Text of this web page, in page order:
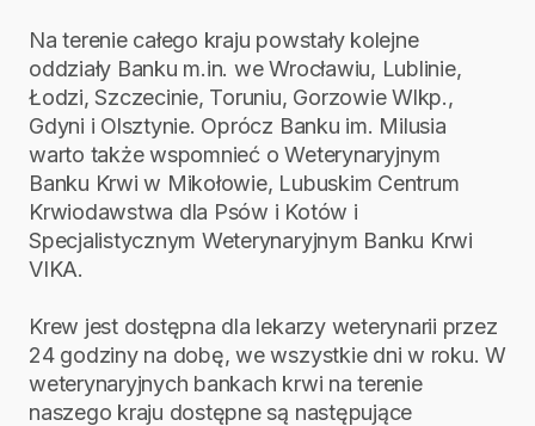
Na terenie całego kraju powstały kolejne
oddziały Banku m.in. we Wrocławiu, Lublinie,
Łodzi, Szczecinie, Toruniu, Gorzowie Wlkp.,
Gdyni i Olsztynie. Oprócz Banku im. Milusia
warto także wspomnieć o Weterynaryjnym
Banku Krwi w Mikołowie, Lubuskim Centrum
Krwiodawstwa dla Psów i Kotów i
Specjalistycznym Weterynaryjnym Banku Krwi
VIKA.
Krew jest dostępna dla lekarzy weterynarii przez
24 godziny na dobę, we wszystkie dni w roku. W
weterynaryjnych bankach krwi na terenie
naszego kraju dostępne są następujące